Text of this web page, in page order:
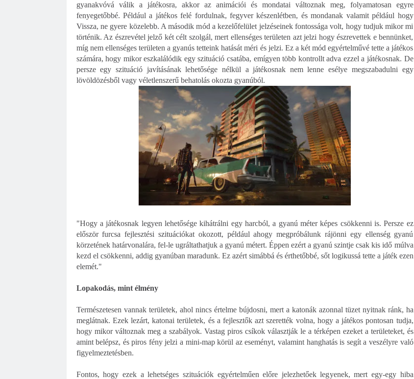
gyanakvóvá válik a játékosra, akkor az animációi és mondatai változnak meg, folyamatosan egyre
fenyegetőbbé. Például a játékos felé fordulnak, fegyver készenlétben, és mondanak valamit például hogy
Vissza, ne gyere közelebb. A második mód a kezelőfelület jelzéseinek fontossága volt, hogy tudjuk mikor mi
történik. Az észrevétel jelző két célt szolgál, mert ellenséges területen azt jelzi hogy észrevettek e bennünket,
míg nem ellenséges területen a gyanús tetteink hatását méri és jelzi. Ez a két mód egyértelművé tette a játékos
számára, hogy mikor eszkalálódik egy szituáció csatába, emígyen több kontrollt adva ezzel a játékosnak. De
persze egy szituáció javításának lehetősége nélkül a játékosnak nem lenne esélye megszabadulni egy
lövöldözésből vagy véletlenszerű behatolás okozta gyanúból.
"Hogy a játékosnak legyen lehetősége kihátrálni egy harcból, a gyanú méter képes csökkenni is. Persze ez
először furcsa fejlesztési szituációkat okozott, például ahogy megpróbálunk rájönni egy ellenség gyanú
körzetének határvonalára, fel-le ugráltathatjuk a gyanú métert. Éppen ezért a gyanú szintje csak kis idő múlva
kezd el csökkenni, addig gyanúban maradunk. Ez azért simábbá és érthetőbbé, sőt logikussá tette a játék ezen
elemét."
Lopakodás, mint élmény
Természetesen vannak területek, ahol nincs értelme bújdosni, mert a katonák azonnal tüzet nyitnak ránk, ha
meglátnak. Ezek lezárt, katonai területek, és a fejlesztők azt szerették volna, hogy a játékos pontosan tudja,
hogy mikor változnak meg a szabályok. Vastag piros csíkok választják le a térképen ezeket a területeket, és
amint belépsz, és piros fény jelzi a mini-map körül az eseményt, valamint hanghatás is segít a veszélyre való
figyelmeztetésben.
Fontos, hogy ezek a lehetséges szituációk egyértelműen előre jelezhetőek legyenek, mert egy-egy hiba